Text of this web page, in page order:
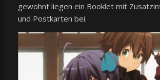
gewohnt liegen ein Booklet mit
und Postkarten bei.